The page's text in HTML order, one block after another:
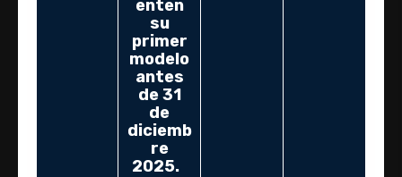
enten
su
primer
modelo
antes
de 31
de
diciemb
re
2025.